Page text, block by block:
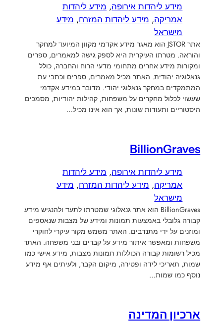
מידע ליהדות אירופה, מידע ליהדות
אמריקה, מידע ליהדות המזרח, מידע
מישראל
אתר JSTOR הוא מאגר מידע אקדמי מקוון המיועד למחקר
והוראה. מטרתו העיקרית היא לספק גישה למאמרים, ספרים
ומקורות מידע אחרים מתחומי מדעי הרוח והחברה, כולל
גנאלוגיה יהודית. האתר מכיל מאמרים, ספרים וכתבי עת
המתמקדים במחקר גנאלוגי יהודי. מדובר במידע אקדמי
שעשוי לכלול מחקרים על משפחות, קהילות יהודיות, מסמכים
היסטוריים ותעודות שונות, אך הוא אינו מכיל…
BillionGraves
מידע ליהדות אירופה, מידע ליהדות
אמריקה, מידע ליהדות המזרח, מידע
מישראל
BillionGraves הוא אתר גנאלוגי שמטרתו לתעד ולהנגיש מידע
קבורה גלובלי באמצעות תמונות ומידע של מצבות שנאספים
ומוזנים על ידי מתנדבים. האתר משמש מקור עיקרי לחוקרי
משפחות ומאפשר איתור מידע על קברים ובני משפחה. האתר
מכיל רשומות קבורה הכוללות תמונות מצבות, מידע אישי כמו
שמות, תאריכי לידה ופטירה, מיקום הקבר, ולעיתים אף מידע
נוסף כמו שמות…
ארכיון המדינה